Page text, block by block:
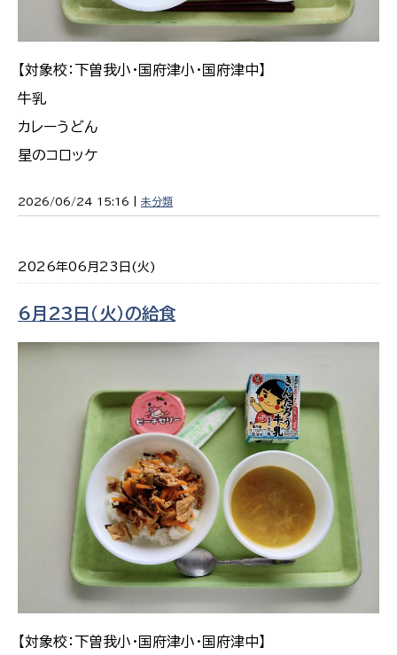
【対象校：下曽我小・国府津小・国府津中】
牛乳
カレーうどん
星のコロッケ
2026/06/24 15:16 | 未分類
2026年06月23日(火)
6月23日（火）の給食
【対象校：下曽我小・国府津小・国府津中】